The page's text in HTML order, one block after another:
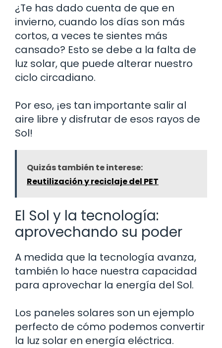
¿Te has dado cuenta de que en
invierno, cuando los días son más
cortos, a veces te sientes más
cansado? Esto se debe a la falta de
luz solar, que puede alterar nuestro
ciclo circadiano.
Por eso, ¡es tan importante salir al
aire libre y disfrutar de esos rayos de
Sol!
Quizás también te interese:
Reutilización y reciclaje del PET
El Sol y la tecnología:
aprovechando su poder
A medida que la tecnología avanza,
también lo hace nuestra capacidad
para aprovechar la energía del Sol.
Los paneles solares son un ejemplo
perfecto de cómo podemos convertir
la luz solar en energía eléctrica.